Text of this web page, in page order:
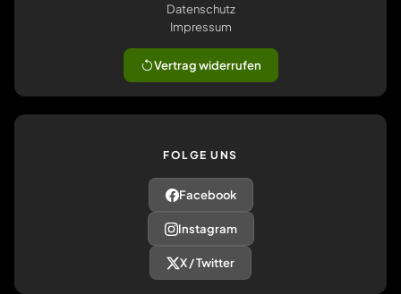
Datenschutz
Impressum
Vertrag widerrufen
FOLGE UNS
Facebook
Instagram
X / Twitter